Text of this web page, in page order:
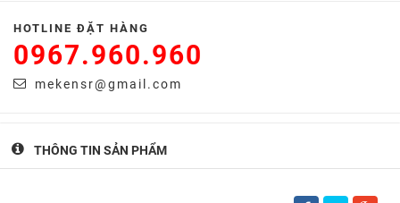
HOTLINE ĐẶT HÀNG
0967.960.960
mekensr@gmail.com
THÔNG TIN SẢN PHẨM